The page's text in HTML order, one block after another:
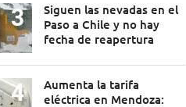
Siguen las nevadas en el
Paso a Chile y no hay
fecha de reapertura
Aumenta la tarifa
eléctrica en Mendoza: